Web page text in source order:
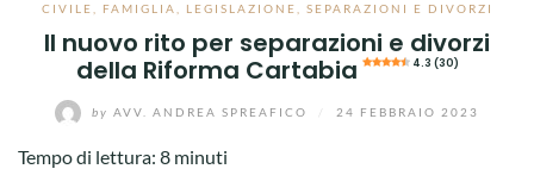
CIVILE FAMIGLIA LEGISLAZIONE SEPARAZIONI E DIVORZI
Il nuovo rito per separazioni e divorzi
della Riforma Cartabia
4.3 (30)
by AVV. ANDREA SPREAFICO 24 FEBBRAIO 2023
Tempo di lettura: 8 minuti